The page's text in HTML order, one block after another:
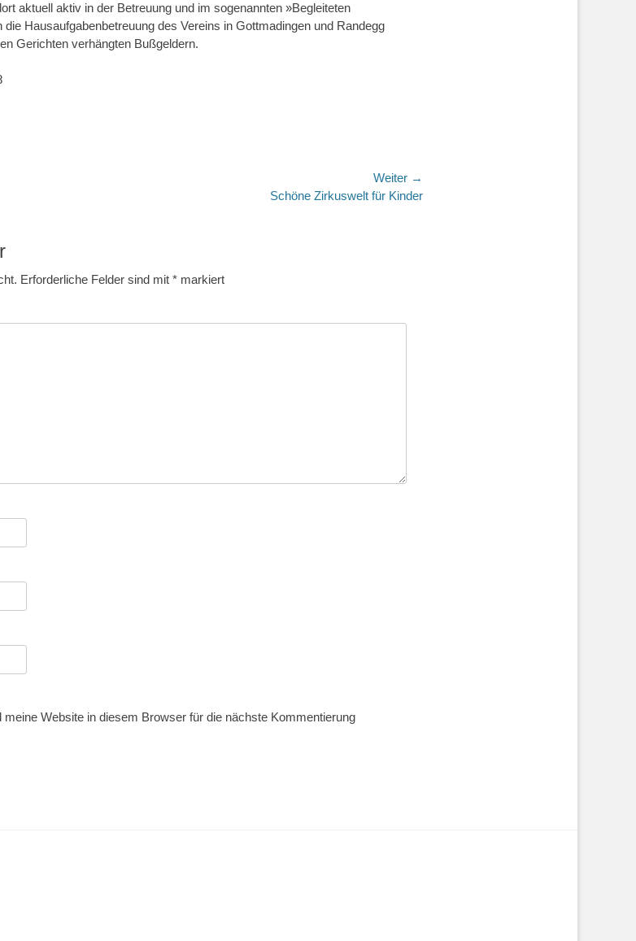
aktuell aktiv in der Betreuung und im sogenannten »Begleiteten
Hausaufgabenbetreuung des Vereins in Gottmadingen und Randegg
Gerichten verhängten Bußgeldern.
Weiter →
Schöne Zirkuswelt für Kinder
Erforderliche Felder sind mit * markiert
Website in diesem Browser für die nächste Kommentierung